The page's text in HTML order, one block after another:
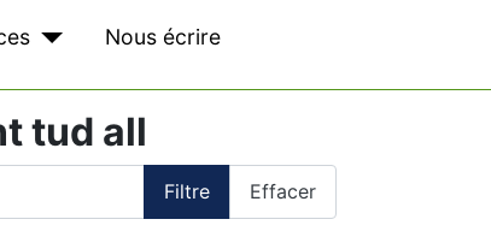
Nous écrire
tud all
Filtre Effacer